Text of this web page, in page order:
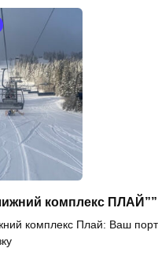
комплекс ПЛАЙ””
комплекс Плай: Ваш